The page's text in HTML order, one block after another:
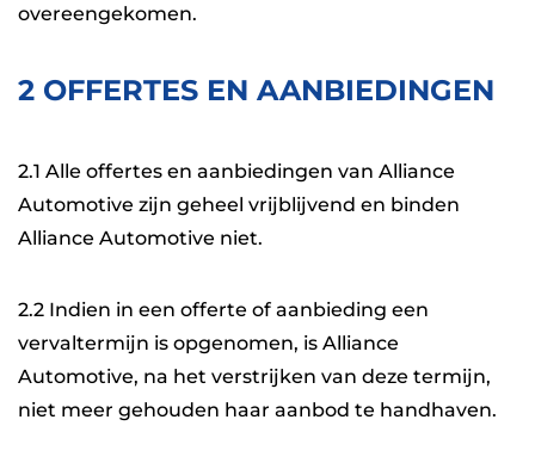
overeengekomen.
2 OFFERTES EN AANBIEDINGEN
2.1 Alle offertes en aanbiedingen van Alliance
Automotive zijn geheel vrijblijvend en binden
Alliance Automotive niet.
2.2 Indien in een offerte of aanbieding een
vervaltermijn is opgenomen, is Alliance
Automotive, na het verstrijken van deze termijn,
niet meer gehouden haar aanbod te handhaven.